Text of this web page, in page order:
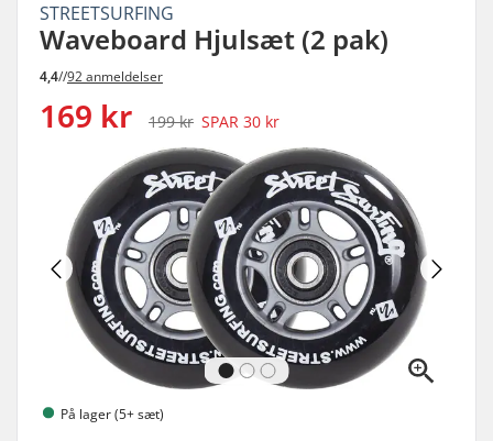
STREETSURFING
Waveboard Hjulsæt (2 pak)
4,4//92 anmeldelser
169 kr 199 kr SPAR 30 kr
På lager (5+ sæt)